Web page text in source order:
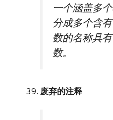
一个涵盖多
分成多个含
数的名称具
数。
废弃的注释